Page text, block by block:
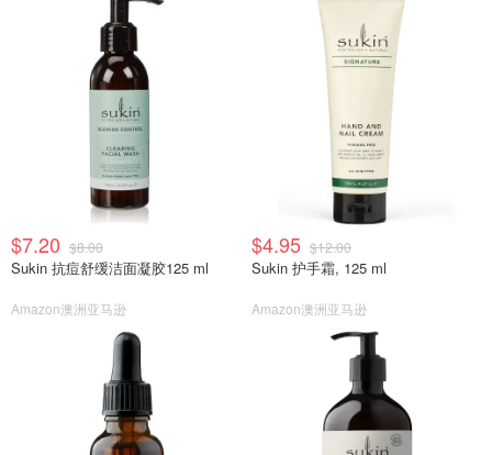
$7.20 $8.00
Sukin 抗痘舒缓洁面凝胶125 ml
Amazon澳洲亚马逊
$4.95 $12.00
Sukin 护手霜, 125 ml
Amazon澳洲亚马逊